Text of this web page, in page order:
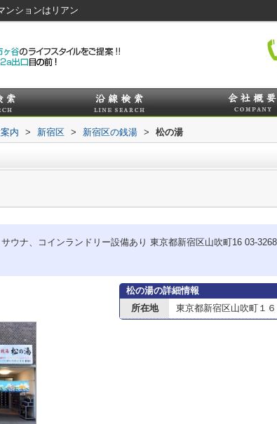
ンションはリアン
内 > 新宿区 > 新宿区の銭湯 > 松の湯
ウナ、コインランドリー設備あり 東京都新宿区山吹町16 03-
松の湯の詳細情報
所在地
東京都新宿区山吹町１６